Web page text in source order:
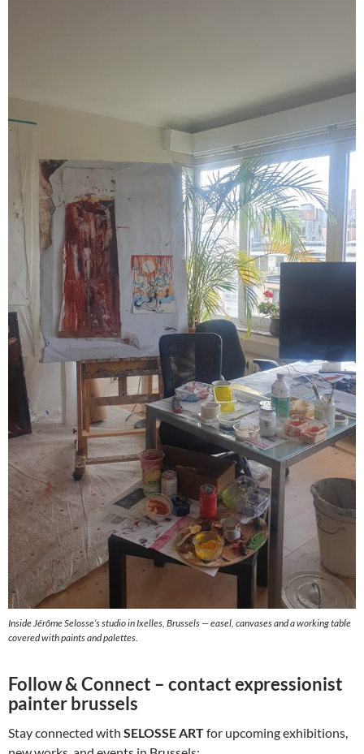
Inside Jérôme Selosse’s studio in Ixelles, Brussels — easel, canvases and a working table
covered with paints and palettes.
Follow & Connect – contact expressionist
painter brussels
Stay connected with SELOSSE ARTfor upcoming exhibitions,